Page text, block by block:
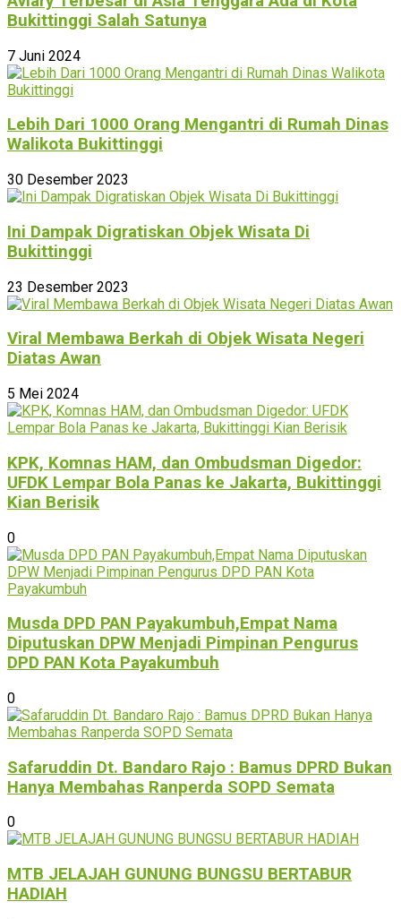
Bukittinggi Salah Satunya
7 Juni 2024
Lebih Dari 1000 Orang Mengantri di Rumah Dinas
Walikota Bukittinggi
30 Desember 2023
Ini Dampak Digratiskan Objek Wisata Di
Bukittinggi
23 Desember 2023
Viral Membawa Berkah di Objek Wisata Negeri
Diatas Awan
5 Mei 2024
KPK, Komnas HAM, dan Ombudsman Digedor:
UFDK Lempar Bola Panas ke Jakarta, Bukittinggi
Kian Berisik
0
Musda DPD PAN Payakumbuh,Empat Nama
Diputuskan DPW Menjadi Pimpinan Pengurus
DPD PAN Kota Payakumbuh
0
Safaruddin Dt. Bandaro Rajo : Bamus DPRD Bukan
Hanya Membahas Ranperda SOPD Semata
0
MTB JELAJAH GUNUNG BUNGSU BERTABUR
HADIAH